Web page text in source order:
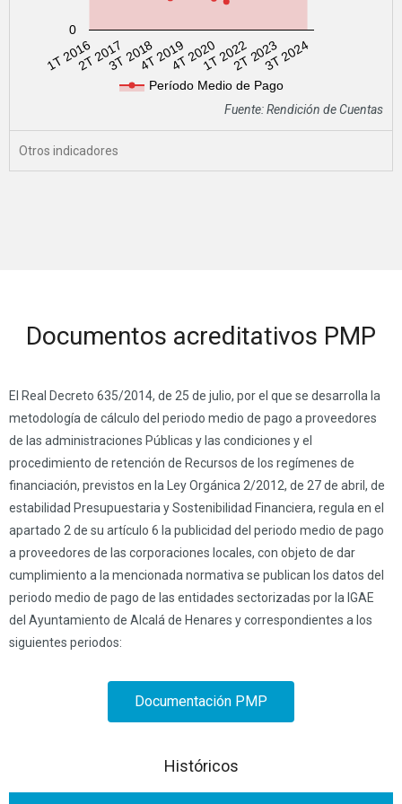
Período Medio de Pago
1T 20162T 20173T 20184T 20194T 20201T 20222T 20233T 2024
0
Fuente: Rendición de Cuentas
Otros indicadores
Documentos acreditativos PMP
El Real Decreto 635/2014, de 25 de julio, por el que se desarrolla la
metodología de cálculo del periodo medio de pago a proveedores
de las administraciones Públicas y las condiciones y el
procedimiento de retención de Recursos de los regímenes de
financiación, previstos en la Ley Orgánica 2/2012, de 27 de abril, de
estabilidad Presupuestaria y Sostenibilidad Financiera, regula en el
apartado 2 de su artículo 6 la publicidad del periodo medio de pago
a proveedores de las corporaciones locales, con objeto de dar
cumplimiento a la mencionada normativa se publican los datos del
periodo medio de pago de las entidades sectorizadas por la IGAE
del Ayuntamiento de Alcalá de Henares y correspondientes a los
siguientes periodos:
Documentación PMP
Históricos